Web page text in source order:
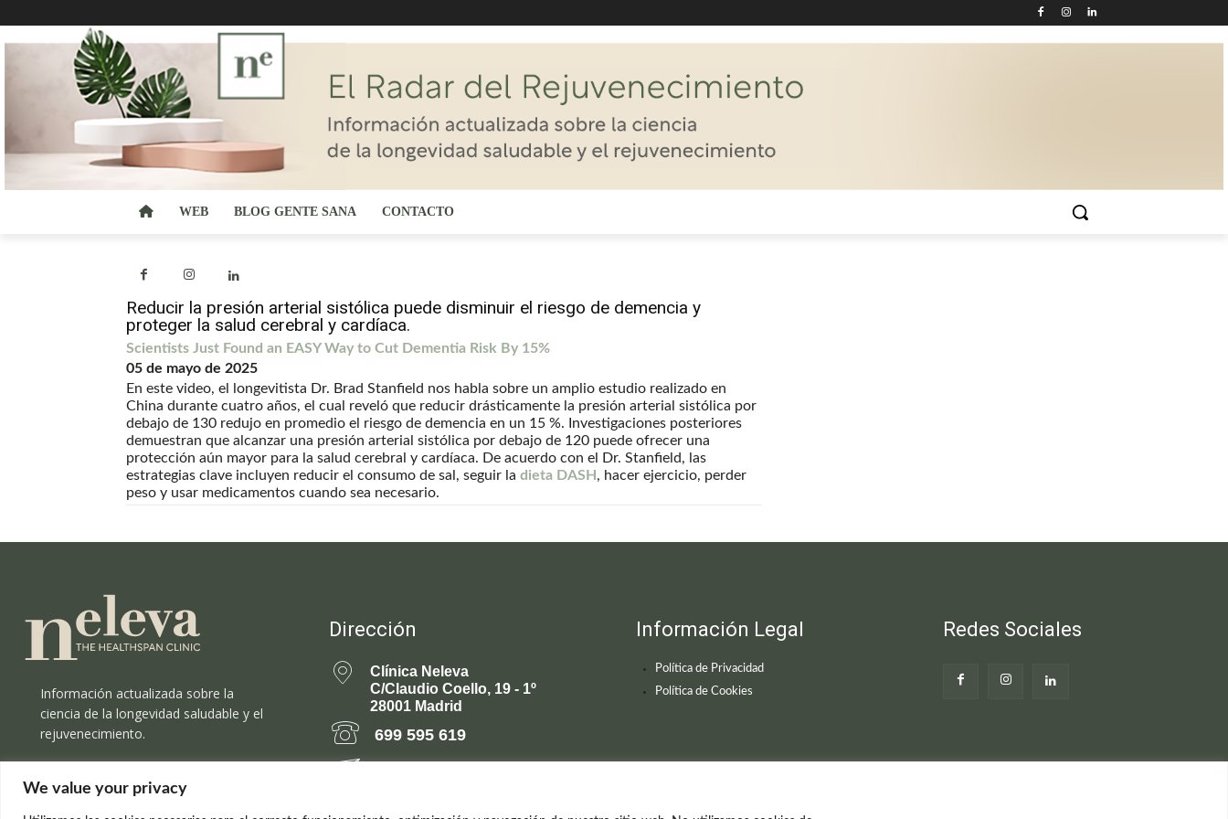
We value your privacy
WEB BLOG GENTE SANA CONTACTO
Reducir la presión arterial sistólica puede disminuir el riesgo de demencia y
proteger la salud cerebral y cardíaca.
Scientists Just Found an EASY Way to Cut Dementia Risk By 15%
05 de mayo de 2025
En este video, el longevitista Dr. Brad Stanfield nos habla sobre un amplio estudio realizado en
China durante cuatro años, el cual reveló que reducir drásticamente la presión arterial sistólica por
debajo de 130 redujo en promedio el riesgo de demencia en un 15 %. Investigaciones posteriores
demuestran que alcanzar una presión arterial sistólica por debajo de 120 puede ofrecer una
protección aún mayor para la salud cerebral y cardíaca. De acuerdo con el Dr. Stanfield, las
estrategias clave incluyen reducir el consumo de sal, seguir la dieta DASH , hacer ejercicio, perder
peso y usar medicamentos cuando sea necesario.
Información actualizada sobre la
ciencia de la longevidad saludable y el
rejuvenecimiento.
Dirección
Clínica Neleva
C/Claudio Coello, 19 - 1º
28001 Madrid
699 595 619
Información Legal
Política de Privacidad
Política de Cookies
Redes Sociales